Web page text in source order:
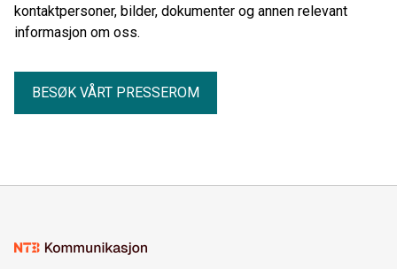
kontaktpersoner, bilder, dokumenter og annen relevant
informasjon om oss.
BESØK VÅRT PRESSEROM